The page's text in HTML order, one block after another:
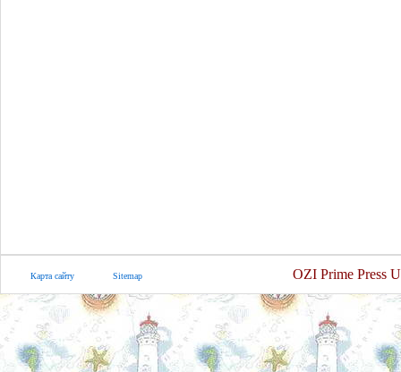
Карта сайту Sitemap OZI Prime Press